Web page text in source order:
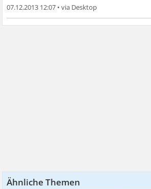
07.12.2013 12:07 •
Ähnliche Themen